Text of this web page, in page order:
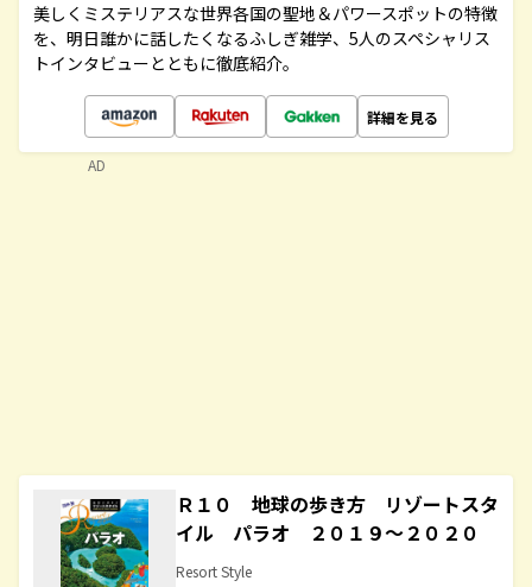
美しくミステリアスな世界各国の聖地＆パワースポットの特徴
を、明日誰かに話したくなるふしぎ雑学、5人のスペシャリス
トインタビューとともに徹底紹介。
詳細を見る
Ｒ１０ 地球の歩き方 リゾートスタ
イル パラオ ２０１９～２０２０
Resort Style
AD